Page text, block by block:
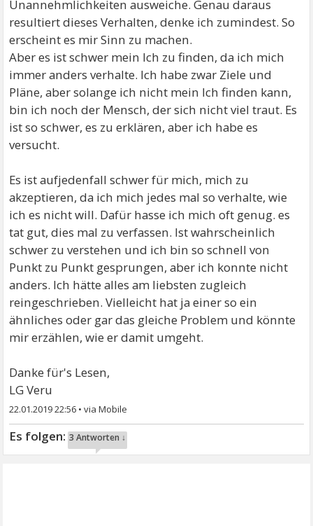
Unannehmlichkeiten ausweiche. Genau daraus
resultiert dieses Verhalten, denke ich zumindest. So
erscheint es mir Sinn zu machen.
Aber es ist schwer mein Ich zu finden, da ich mich
immer anders verhalte. Ich habe zwar Ziele und
Pläne, aber solange ich nicht mein Ich finden kann,
bin ich noch der Mensch, der sich nicht viel traut. Es
ist so schwer, es zu erklären, aber ich habe es
versucht.
Es ist aufjedenfall schwer für mich, mich zu
akzeptieren, da ich mich jedes mal so verhalte, wie
ich es nicht will. Dafür hasse ich mich oft genug. es
tat gut, dies mal zu verfassen. Ist wahrscheinlich
schwer zu verstehen und ich bin so schnell von
Punkt zu Punkt gesprungen, aber ich konnte nicht
anders. Ich hätte alles am liebsten zugleich
reingeschrieben. Vielleicht hat ja einer so ein
ähnliches oder gar das gleiche Problem und könnte
mir erzählen, wie er damit umgeht.
Danke für's Lesen,
LG Veru
22.01.2019 22:56 •
3 Antworten ↓